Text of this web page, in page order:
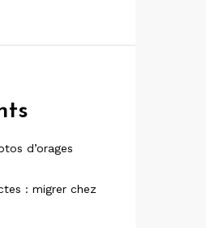
d’orages
: migrer chez